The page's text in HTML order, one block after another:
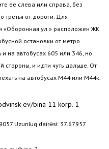
ее слева или справа, без
третья от дороги. Для
«Оборонная ул.» расположен ЖК
остановки от метро
на автобусах 605 или 346, но
стороны, и идти чуть дальше. От
на автобусах М44 или М44к.
ev/bina 11 korp. 1
Uzunluq dairəsi: 37.67957